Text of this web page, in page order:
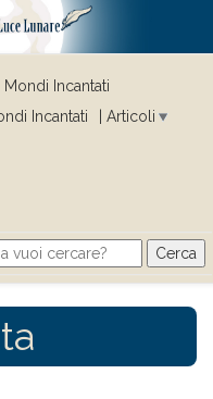
Mondi Incantati
Incantati
Articoli
form